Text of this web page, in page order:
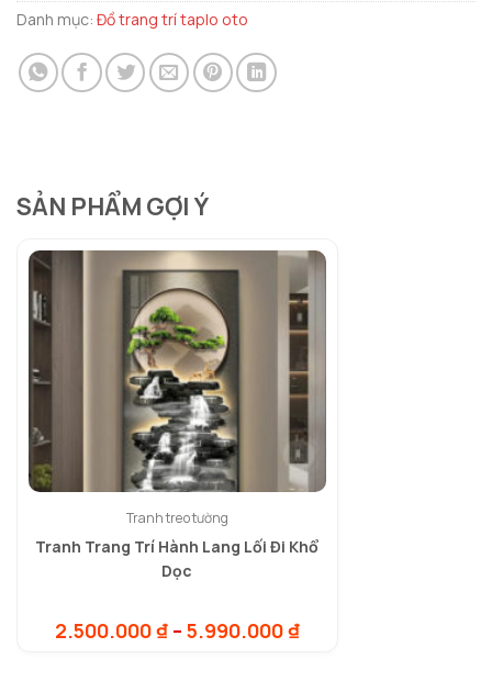
Danh mục: Đồ trang trí taplo oto
SẢN PHẨM GỢI Ý
Tranh treo tường
Tranh Trang Trí Hành Lang Lối Đi Khổ
Dọc
2.500.000₫ – 5.990.000₫Khoảng